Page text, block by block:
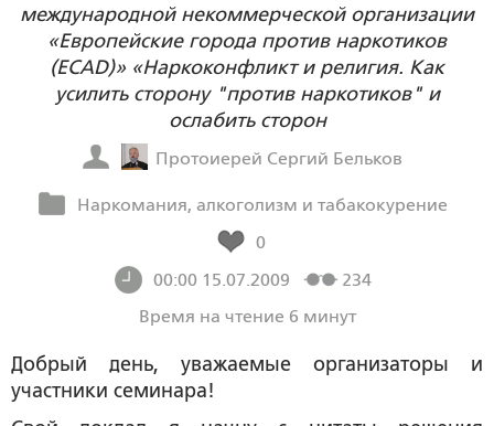
международной некоммерческой организации
«Европейские города против наркотиков
(ECAD)» «Наркоконфликт и религия. Как
усилить сторону "против наркотиков" и
ослабить сторон
Протоиерей Сергий Бельков
Наркомания, алкоголизм и табакокурение
0
00:00 15.07.2009
234
Время на чтение 6 минут
Добрый день, уважаемые организаторы и
участники семинара!